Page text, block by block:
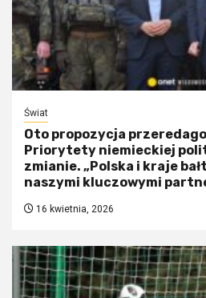
Świat
Oto propozycja
Priorytety niemieckiej
zmianie. „Polska i kraje
naszymi kluczowymi
16 kwietnia, 2026